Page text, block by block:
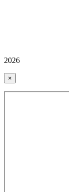
2026
×